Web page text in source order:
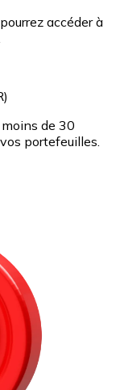
accéder à
de 30
portefeuilles.